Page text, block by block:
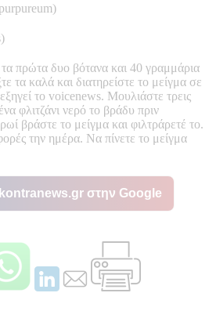
πρώτα δυο βότανα και 40 γραμμάρια
τα καλά και διατηρείστε το μείγμα σε
το voicenews. Μουλιάστε τρεις
φλιτζάνι νερό το βράδυ πριν
βράστε το μείγμα και φιλτράρετέ το.
την ημέρα. Να πίνετε το μείγμα
στην Google